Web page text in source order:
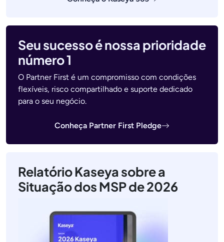
Seu sucesso é nossa prioridade
número 1
O Partner First é um compromisso com condições
flexíveis, risco compartilhado e suporte dedicado
para o seu negócio.
Conheça Partner First Pledge
Relatório Kaseya sobre a
Situação dos MSP de 2026